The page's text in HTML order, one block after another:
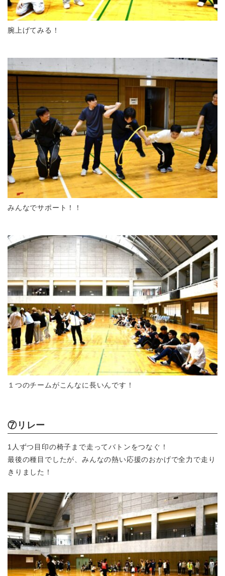
腕上げてみる！
みんなでサポート！！
１つのチームがこんなに長いんです！
⑦リレー
1人ずつ目印の椅子まで走ってバトンをつなぐ！
最後の種目でしたが、みんなの熱い応援のおかげで全力で走り
きりました！